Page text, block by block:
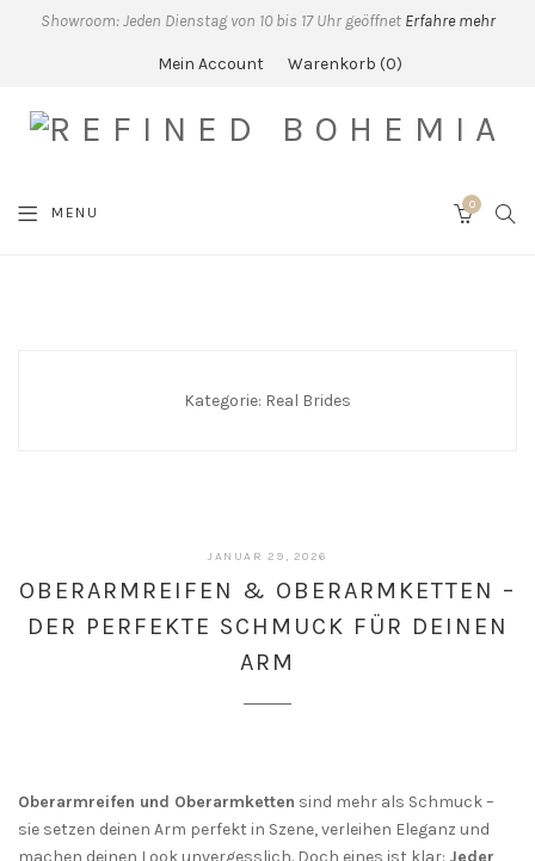
Showroom: Jeden Dienstag von 10 bis 17 Uhr geöffnet Erfahre mehr
Mein Account Warenkorb 0
MENU 0
Kategorie: Real Brides
JANUAR 29, 2026
OBERARMREIFEN & OBERARMKETTEN –
DER PERFEKTE SCHMUCK FÜR DEINEN
ARM
Oberarmreifen und Oberarmketten sind mehr als Schmuck –
sie setzen deinen Arm perfekt in Szene, verleihen Eleganz und
machen deinen Look unvergesslich. Doch eines ist klar: Jeder